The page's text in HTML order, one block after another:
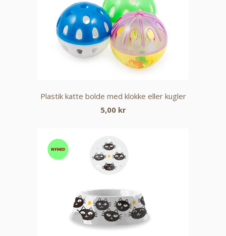
Plastik katte bolde med klokke eller kugler
5,00 kr